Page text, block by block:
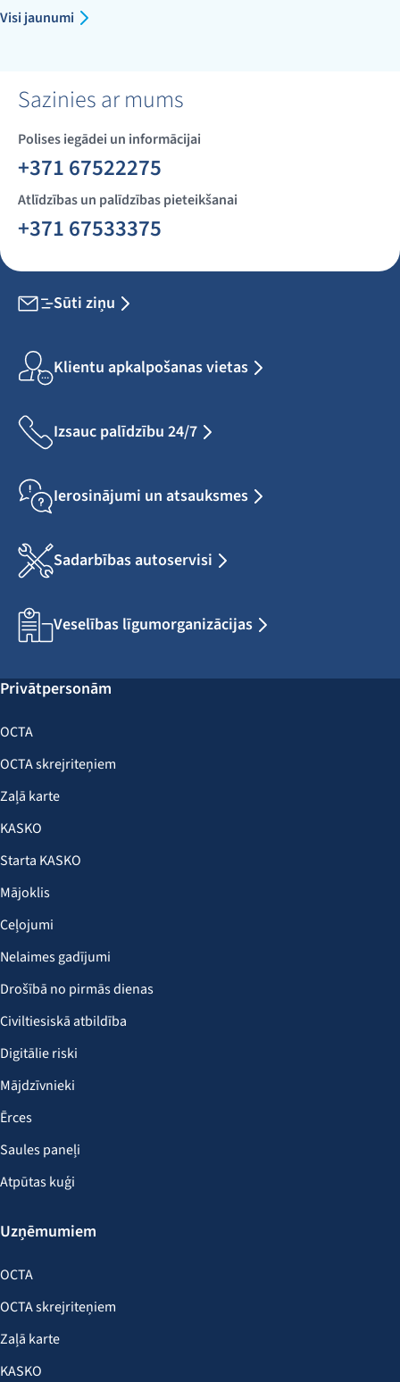
Visi jaunumi
Sazinies ar mums
Polises iegādei un informācijai
+371 67522275
Atlīdzības un palīdzības pieteikšanai
+371 67533375
Sūti ziņu
Klientu apkalpošanas vietas
Izsauc palīdzību 24/7
Ierosinājumi un atsauksmes
Sadarbības autoservisi
Veselības līgumorganizācijas
Privātpersonām
OCTA
OCTA skrejriteņiem
Zaļā karte
KASKO
Starta KASKO
Mājoklis
Ceļojumi
Nelaimes gadījumi
Drošībā no pirmās dienas
Civiltiesiskā atbildība
Digitālie riski
Mājdzīvnieki
Ērces
Saules paneļi
Atpūtas kuģi
Uzņēmumiem
OCTA
OCTA skrejriteņiem
Zaļā karte
KASKO